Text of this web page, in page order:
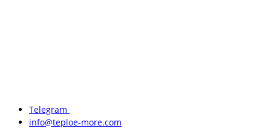
Telegram
info@teploe-more.com